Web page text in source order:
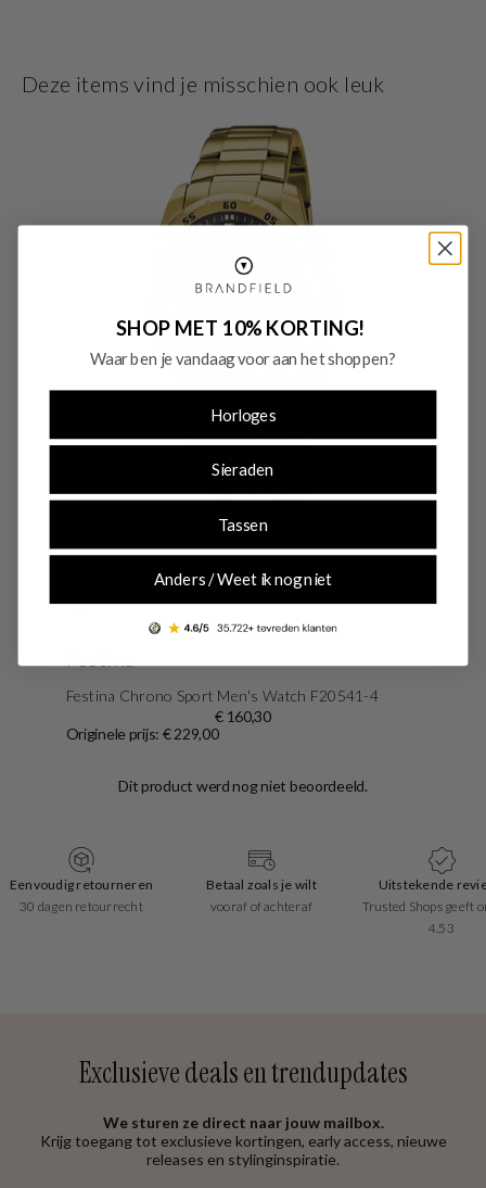
Deze items vind je misschien ook leuk
-30%
SALE10
Festina Chrono Sport Men's Watch F20541-4
€ 160,30
Originele prijs: € 229,00
Eenvoudig retourneren
30 dagen retourrecht
Betaal zoals je wilt
vooraf of achteraf
Uitstekende
Trusted Shops geeft
4.53
Exclusieve deals en trendupdates
We sturen ze direct naar jouw mailbox.
Krijg toegang tot exclusieve kortingen, early access, nieuwe
releases en stylinginspiratie.
SHOP MET 10% KORTING!
Waar ben je vandaag voor aan het shoppen?
Horloges
Sieraden
Tassen
Anders / Weet ik nog niet